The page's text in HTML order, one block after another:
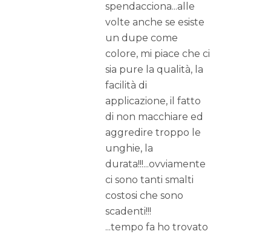
spendacciona...alle
volte anche se esiste
un dupe come
colore, mi piace che ci
sia pure la qualità, la
facilità di
applicazione, il fatto
di non macchiare ed
aggredire troppo le
unghie, la
durata!!!...ovviamente
ci sono tanti smalti
costosi che sono
scadenti!!!
...tempo fa ho trovato